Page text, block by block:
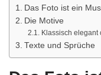
Das Foto ist ein
Die Motive
Klassisch
Texte und Sprüche